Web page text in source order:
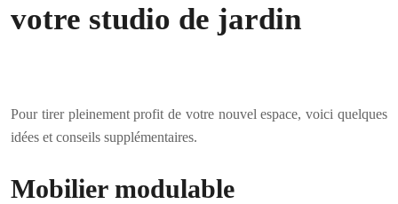
votre studio de jardin
Pour tirer pleinement profit de votre nouvel espace, voici quelques
idées et conseils supplémentaires.
Mobilier modulable